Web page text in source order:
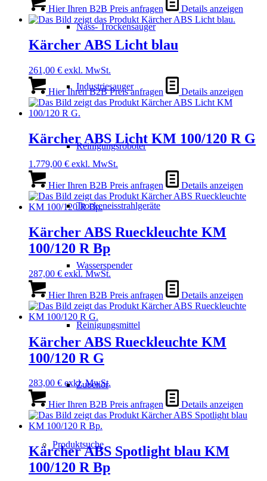
Nass- Trockensauger
Industriesauger
Reinigungsroboter
Trockeneisstrahlgeräte
Wasserspender
Reinigungsmittel
Zubehör
Produktsuche
Hier Ihren B2B Preis anfragen Details anzeigen
Kärcher ABS Licht blau
261,00 € exkl. MwSt.
Hier Ihren B2B Preis anfragen Details anzeigen
Kärcher ABS Licht KM 100/120 R G
1.779,00 € exkl. MwSt.
Hier Ihren B2B Preis anfragen Details anzeigen
Kärcher ABS Rueckleuchte KM
100/120 R Bp
287,00 € exkl. MwSt.
Hier Ihren B2B Preis anfragen Details anzeigen
Kärcher ABS Rueckleuchte KM
100/120 R G
283,00 € exkl. MwSt.
Hier Ihren B2B Preis anfragen Details anzeigen
Kärcher ABS Spotlight blau KM
100/120 R Bp